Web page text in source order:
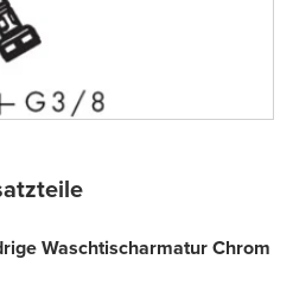
Waschtischarmatur Chrom